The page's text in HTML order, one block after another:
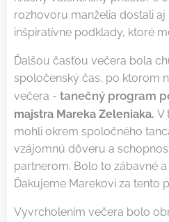
rozhovoru manželia dostali
inšpiratívne podklady, ktoré
Ďalšou časťou večera bola
spoločenský čas, po ktorom
večera - tanečný program
majstra Mareka Zeleniaka. V
mohli okrem spoločného
vzájomnú dôveru a
partnerom. Bolo to zábavné
Ďakujeme Marekovi za tento
Vyvrcholením večera bolo